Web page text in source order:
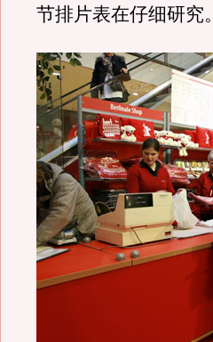
节排片表在仔细研究。